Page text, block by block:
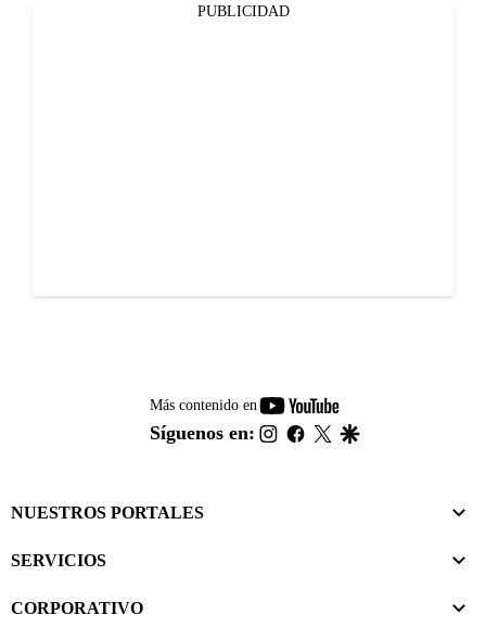
PUBLICIDAD
Más contenido en
youtube-
footer
Síguenos en: instagram
facebook
twitter
NUESTROS PORTALES
SERVICIOS
CORPORATIVO